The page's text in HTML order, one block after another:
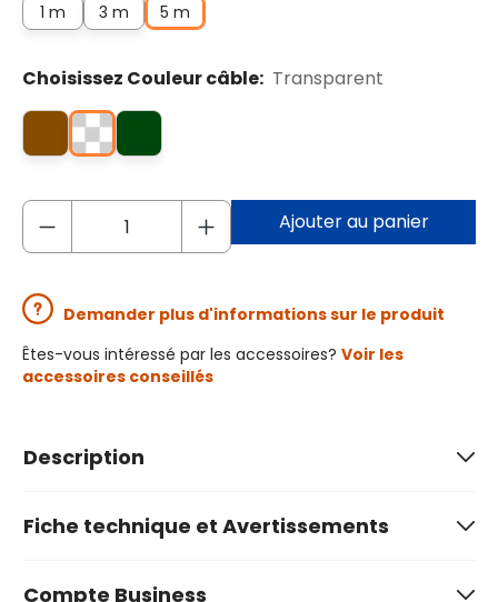
1 m 3 m 5 m
Choisissez Couleur câble: Transparent
Ajouter au panier
Demander plus d'informations sur le produit
Êtes-vous intéressé par les accessoires? Voir les
accessoires conseillés
Description
Fiche technique et Avertissements
Compte Business